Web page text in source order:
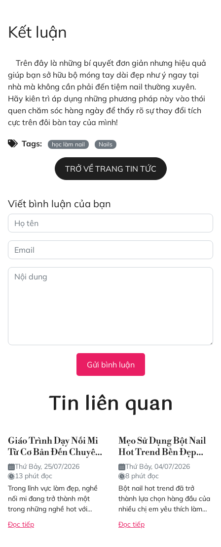
Kết luận
Trên đây là những bí quyết đơn giản nhưng hiệu quả
giúp bạn sở hữu bộ móng tay dài đẹp như ý ngay tại
nhà mà không cần phải đến tiệm nail thường xuyên.
Hãy kiên trì áp dụng những phương pháp này vào thói
quen chăm sóc hàng ngày để thấy rõ sự thay đổi tích
cực trên đôi bàn tay của mình!
Tags: học làm nail Nails
TRỞ VỀ TRANG TIN TỨC
Viết bình luận của bạn
Gửi bình luận
Tin liên quan
Giáo Trình Dạy Nối Mi
Từ Cơ Bản Đến Chuyên
Sâu Chuẩn 2026
Thứ Bảy, 25/07/2026
13 phút đọc
Trong lĩnh vực làm đẹp, nghề
nối mi đang trở thành một
trong những nghề hot với
tiềm năng thu nhập cao và
thời gian học...
Đọc tiếp
Mẹo Sử Dụng Bột Nail
Hot Trend Bền Đẹp
Như Salon
Thứ Bảy, 04/07/2026
8 phút đọc
Bột nail hot trend đã trở
thành lựa chọn hàng đầu của
nhiều chị em yêu thích làm
đẹp. Không chỉ đơn thuần là
nguyên liệu...
Đọc tiếp